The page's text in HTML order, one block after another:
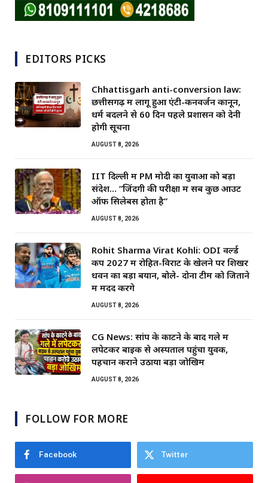
EDITORS PICKS
Chhattisgarh anti-conversion law:
छत्तीसगढ़ में लागू हुआ एंटी-कनवर्जन कानून,
धर्म बदलने से 60 दिन पहले प्रशासन को देनी
होगी सूचना
AUGUST 8, 2026
IIT दिल्ली में PM मोदी का युवाओं को बड़ा
संदेश… “जिंदगी की परीक्षा में सब कुछ आउट
ऑफ सिलेबस होता है”
AUGUST 8, 2026
Rohit Sharma Virat Kohli: ODI वर्ल्ड
कप 2027 में रोहित-विराट के खेलने पर शिखर
धवन का बड़ा बयान, बोले- दोनों टीम को जिताने
में मदद करेंगे
AUGUST 8, 2026
CG News: सांप के काटने के बाद गले में
लपेटकर बाइक से अस्पताल पहुंचा युवक,
पहचान कराने उठाया बड़ा जोखिम
AUGUST 8, 2026
FOLLOW FOR MORE
Facebook Twitter